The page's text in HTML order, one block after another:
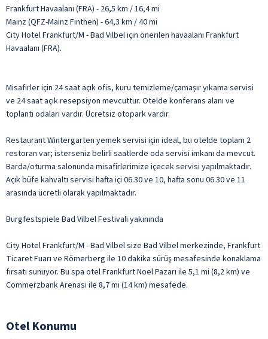
Frankfurt Havaalanı (FRA) - 26,5 km / 16,4 mi
Mainz (QFZ-Mainz Finthen) - 64,3 km / 40 mi
City Hotel Frankfurt/M - Bad Vilbel için önerilen havaalanı Frankfurt
Havaalanı (FRA).
Misafirler için 24 saat açık ofis, kuru temizleme/çamaşır yıkama servisi
ve 24 saat açık resepsiyon mevcuttur. Otelde konferans alanı ve
toplantı odaları vardır. Ücretsiz otopark vardır.
Restaurant Wintergarten yemek servisi için ideal, bu otelde toplam 2
restoran var; isterseniz belirli saatlerde oda servisi imkanı da mevcut.
Barda/oturma salonunda misafirlerimize içecek servisi yapılmaktadır.
Açık büfe kahvaltı servisi hafta içi 06.30 ve 10, hafta sonu 06.30 ve 11
arasında ücretli olarak yapılmaktadır.
Burgfestspiele Bad Vilbel Festivali yakınında
City Hotel Frankfurt/M - Bad Vilbel size Bad Vilbel merkezinde, Frankfurt
Ticaret Fuarı ve Römerberg ile 10 dakika sürüş mesafesinde konaklama
fırsatı sunuyor. Bu spa otel Frankfurt Noel Pazarı ile 5,1 mi (8,2 km) ve
Commerzbank Arenası ile 8,7 mi (14 km) mesafede.
Otel Konumu